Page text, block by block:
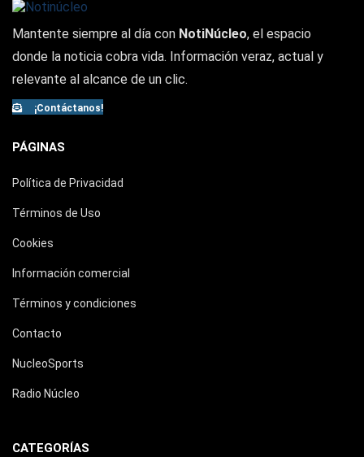
Mantente siempre al día con NotiNúcleo, el espacio
donde la noticia cobra vida. Información veraz, actual y
relevante al alcance de un clic.
¡Contáctanos!
PÁGINAS
Política de Privacidad
Términos de Uso
Cookies
Información comercial
Términos y condiciones
Contacto
NucleoSports
Radio Núcleo
CATEGORÍAS